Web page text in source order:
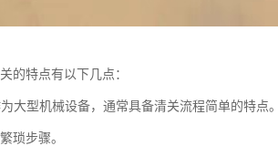
的特点有以下几点：
大型机械设备，通常具备清关流程简单的特
琐步骤。